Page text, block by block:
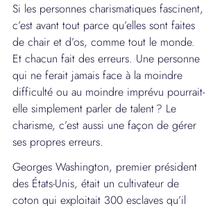
Si les personnes charismatiques fascinent,
c’est avant tout parce qu’elles sont faites
de chair et d’os, comme tout le monde.
Et chacun fait des erreurs. Une personne
qui ne ferait jamais face à la moindre
difficulté ou au moindre imprévu pourrait-
elle simplement parler de talent ? Le
charisme, c’est aussi une façon de gérer
ses propres erreurs.
Georges Washington, premier président
des États-Unis, était un cultivateur de
coton qui exploitait 300 esclaves qu’il